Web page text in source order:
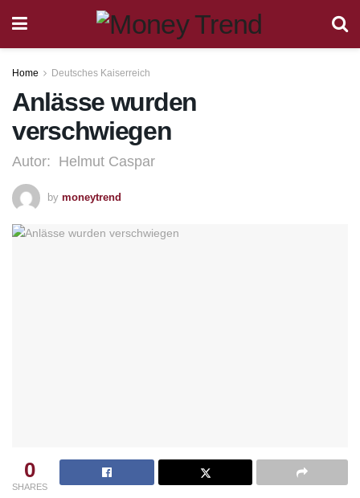
Home Deutsches Kaiserreich
Anlässe wurden
verschwiegen
Autor: Helmut Caspar
by moneytrend
0
SHARES